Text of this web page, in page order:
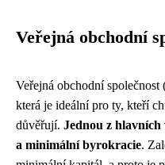
Veřejná obchodní
Veřejná obchodní
která je ideální pro ty, kteří
důvěřují. Jednou z hlavních
a minimální byrokracie.